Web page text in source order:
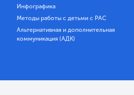
Инфографика
Методы работы с детьми с РАС
Альтернативная и дополнительная
коммуникация (АДК)